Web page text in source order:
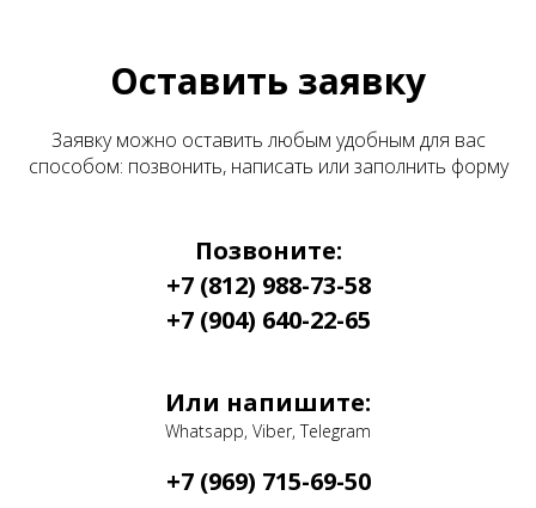
Оставить заявку
Заявку можно оставить любым удобным для вас
способом: позвонить, написать или заполнить форму
Позвоните:
+7 (812) 988-73-58
+7 (904) 640-22-65
Или напишите:
Whatsapp, Viber, Telegram
+7 (969) 715-69-50